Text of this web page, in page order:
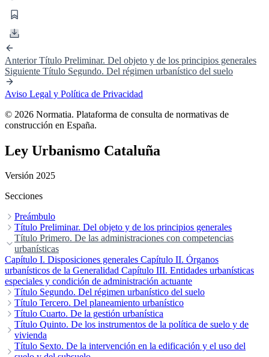
Anterior Título Preliminar. Del objeto y de los principios generales
Siguiente Título Segundo. Del régimen urbanístico del suelo
Aviso Legal y Política de Privacidad
© 2026 Normatia. Plataforma de consulta de normativas de
construcción en España.
Ley Urbanismo Cataluña
Versión 2025
Secciones
Preámbulo
Artículo único.Disposición adicional primera.Disposición adicional
segunda.Disposición adicional tercera.Disposición derogatoria.
Disposición final primera.
Título Preliminar. Del objeto y de los principios generales
Capítulo I. Objeto de la Ley y atribución de competenciasCapítulo
II. Principios generales de la actuación urbanística
Título Primero. De las administraciones con competencias
urbanísticas
Capítulo I. Disposiciones generales Capítulo II. Órganos
urbanísticos de la Generalidad Capítulo III. Entidades urbanísticas
especiales y condición de administración actuante
Título Segundo. Del régimen urbanístico del suelo
Capítulo I. Régimen urbanístico y clasificación del suelo
Reservas para sistemas urbanísticos generales y locales
Aprovechamiento urbanísticoCapítulo IV. Derechos y deberes de
las personas propietarias
suelo
Título Tercero. Del planeamiento urbanístico
Capítulo I. Figuras del planeamiento urbanístico
Formulación y tramitación de las figuras del planeamiento
urbanístico
planeamiento urbanísticoCapítulo IV. Valoraciones y supuestos
Título Cuarto. De la gestión urbanística
Capítulo I. Disposiciones generalesCapítulo II. Sistemas de
actuación urbanística
por reparcelaciónCapítulo IV. Sistema de actuación urbanística por
Título Quinto. De los instrumentos de la política de suelo y de
vivienda
Capítulo I. Actuaciones estratégicas de interés supramunicipal
Título Sexto. De la intervención en la edificación y el uso del